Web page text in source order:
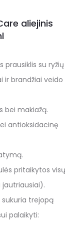
aliejinis
prausiklis su ryžių
ir brandžiai veido
bei makiažą.
antioksidacinę
pritaikytos visų
trejopą
palaikyti: